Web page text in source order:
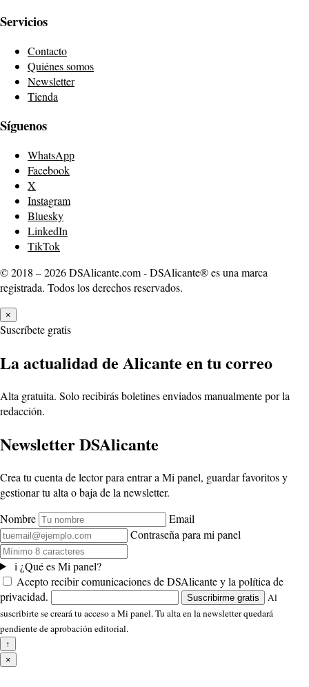
Servicios
Contacto
Quiénes somos
Newsletter
Tienda
Síguenos
WhatsApp
Facebook
X
Instagram
Bluesky
LinkedIn
TikTok
© 2018 – 2026 DSAlicante.com - DSAlicante® es una marca
registrada. Todos los derechos reservados.
×
Suscríbete gratis
La actualidad de Alicante en tu correo
Alta gratuita. Solo recibirás boletines enviados manualmente por la
redacción.
Newsletter DSAlicante
Crea tu cuenta de lector para entrar a Mi panel, guardar favoritos y
gestionar tu alta o baja de la newsletter.
Nombre
Email
Contraseña para mi panel
i ¿Qué es Mi panel?
Acepto recibir comunicaciones de DSAlicante y la política de
privacidad.
Suscribirme gratis
Al
suscribirte se creará tu acceso a Mi panel. Tu alta en la newsletter quedará
pendiente de aprobación editorial.
↑
×